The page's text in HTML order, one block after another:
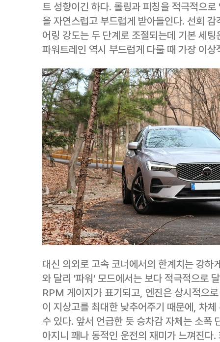
트 성향이긴 하다. 롤링과 피칭을 적극적으
을 자연스럽고 부드럽게 받아들인다. 선회
어링 강도는 두 단계로 조절되는데 기본 세
파워트레인 역시 부드럽게 다룰 때 가장 이
대신 의외로 고속 코너에서의 한계치는 강하
와 달리 '파워' 모드에서는 보다 적극적으로
RPM 게이지가 표기되고, 엔진은 상시적으
이 지상고를 최대한 낮추어주기 때문에, 차
수 있다. 앞서 언급한 듯 승차감 자체는 소폭
아지니 꽤나 동적인 운전의 재미가 느껴진다